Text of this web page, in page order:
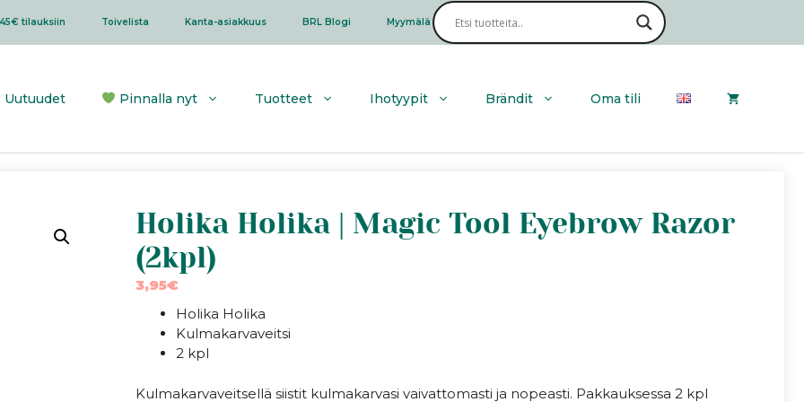
tilauksiin Toivelista Kanta-asiakkuus BRL Blogi Myymälä Haku
Uutuudet Pinnalla nyt Tuotteet Ihotyypit Brändit Oma tili
Holika Holika | Magic Tool Eyebrow Razor
(2kpl)
3,95€
Holika Holika
Kulmakarvaveitsi
2 kpl
Kulmakarvaveitsellä siistit kulmakarvasi vaivattomasti ja nopeasti. Pakkauksessa 2 kpl
|
Tool
(2kpl)